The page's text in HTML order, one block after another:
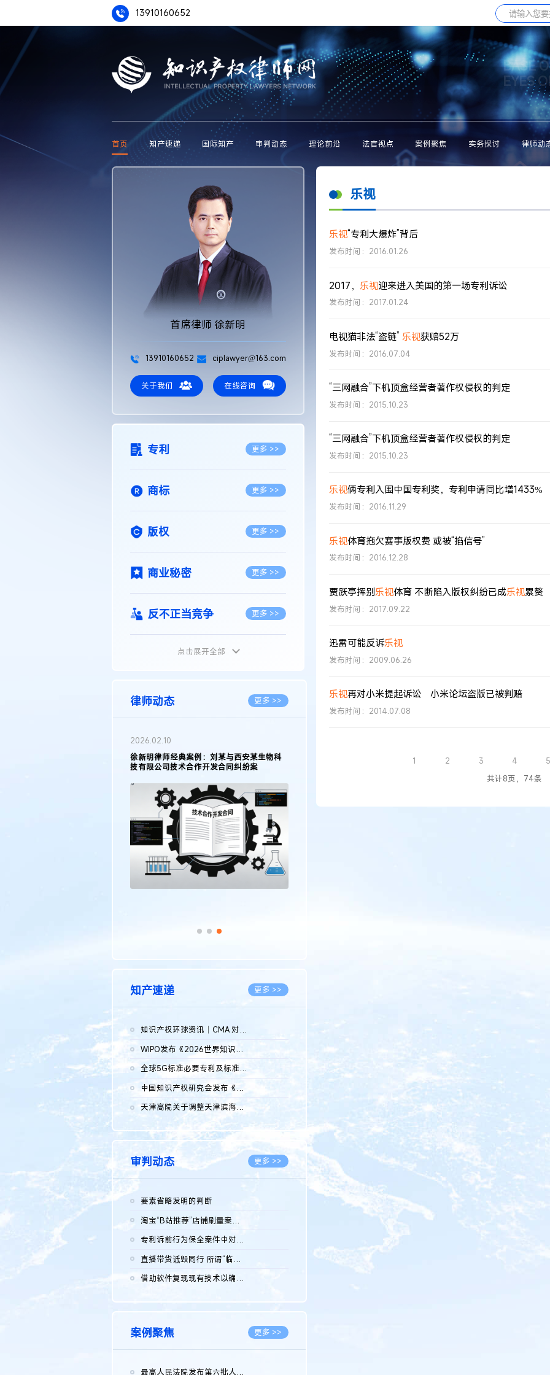
13910160652
BASE
EYES
首页 知产速递 国际知产 审判动态 理论前沿 法官视点 案例聚焦 实务探讨 律师动
首席律师 徐新明
13910160652 ciplawyer@163.com
关于我们 在线咨询
专利 更多 >>
商标 更多 >>
版权 更多 >>
商业秘密 更多 >>
反不正当竞争 更多 >>
植物新品种
地理标志 更多 >>
集成电路布图设计
传统文化 更多 >>
点击展开全部
律师动态 更多 >>
2026.02.10
徐新明律师经典案例：刘某与西安某生物科
技有限公司技术合作开发合同纠纷案
知产速递 更多 >>
知识产权环球资讯｜CMA 对微软发起调查；批量搬运二手平台数据构...
WIPO发布《2026世界知识产权报告》 含报告全文
全球5G标准必要专利及标准提案研究报告（2026年）全文发布
中国知识产权研究会发布《2025年度中国企业海外知识产权纠纷调查...
2026.08.07
天津高院关于调整天津滨海高新技术产业开发区华苑科技园一审普通...
2026.08.07
审判动态 更多 >>
要素省略发明的判断
淘宝“B站推荐”店铺刷量案维持原判，两被告连带赔偿150万元
专利诉前行为保全案件中对仿制药申请人曾作出三类声明的考量及违...
直播带货诋毁同行 所谓“临场发挥”不免责
借助软件复现现有技术以确认相关参数特征是否被公开
案例聚焦 更多 >>
最高人民法院发布第六批人民法院种业知识产权司法保护典型案例 含...
乐视
乐视“专利大爆炸”背后
发布时间：2016.01.26
2017， 乐视迎来进入美国的第一场专利诉讼
发布时间：2017.01.24
电视猫非法“盗链” 乐视获赔52万
发布时间：2016.07.04
“三网融合”下机顶盒经营者著作权侵权的判定
发布时间：2015.10.23
“三网融合”下机顶盒经营者著作权侵权的判定
发布时间：2015.10.23
乐视俩专利入围中国专利奖，专利申请同比增1433%
发布时间：2016.11.29
乐视体育拖欠赛事版权费 或被“掐信号”
发布时间：2016.12.28
贾跃亭挥别乐视体育 不断陷入版权纠纷已成乐视累赘
发布时间：2017.09.22
迅雷可能反诉乐视
发布时间：2009.06.26
乐视再对小米提起诉讼 小米论坛盗版已被判赔
发布时间：2014.07.08
1 2 3 4
共计8页，74条